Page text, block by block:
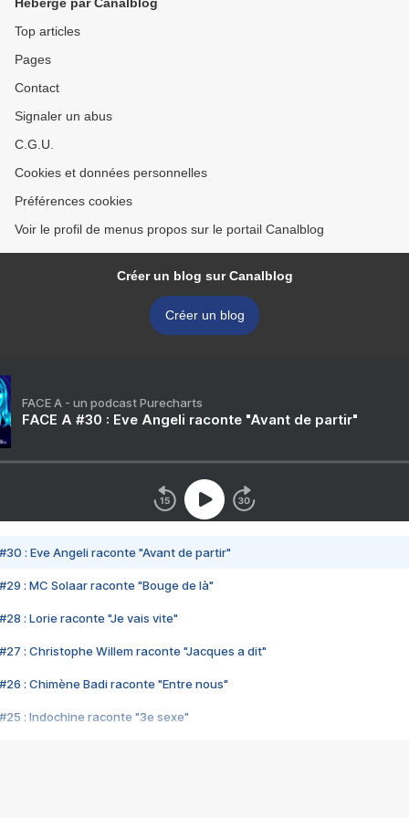
Top articles
Pages
Contact
Signaler un abus
C.G.U.
Cookies et données personnelles
Préférences cookies
Voir le profil de menus propos sur le portail Canalblog
Créer un blog sur Canalblog
Créer un blog
FACE A - un podcast Purecharts
FACE A #30 : Eve Angeli raconte "Avant de partir"
#30 : Eve Angeli raconte "Avant de partir"
#29 : MC Solaar raconte "Bouge de là"
#28 : Lorie raconte "Je vais vite"
#27 : Christophe Willem raconte "Jacques a dit"
#26 : Chimène Badi raconte "Entre nous"
#25 : Indochine raconte "3e sexe"